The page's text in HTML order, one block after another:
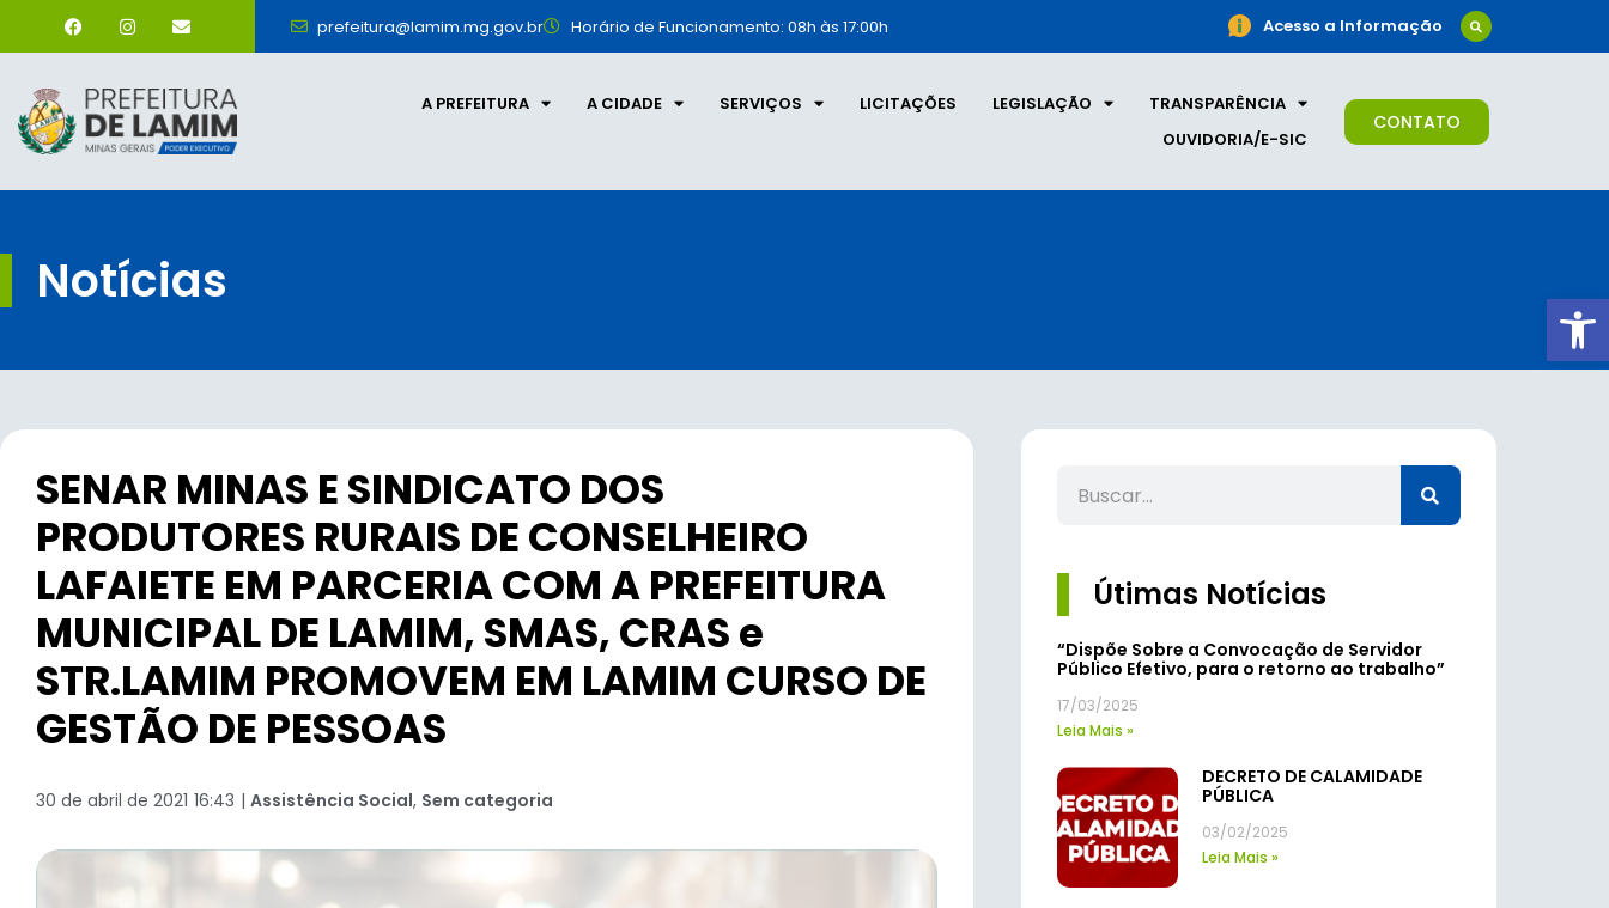
prefeitura@lamim.mg.gov.br Horário de Funcionamento: 08h às 17:00h Acesso a Informação
A PREFEITURA A CIDADE SERVIÇOS LICITAÇÕES LEGISLAÇÃO
TRANSPARÊNCIA
OUVIDORIA/E-SIC
CONTATO
Notícias
SENAR MINAS E SINDICATO DOS
PRODUTORES RURAIS DE CONSELHEIRO
LAFAIETE EM PARCERIA COM A PREFEITURA
MUNICIPAL DE LAMIM, SMAS, CRAS e
STR.LAMIM PROMOVEM EM LAMIM CURSO DE
GESTÃO DE PESSOAS
30 de abril de 2021 16:43 | Assistência Social, Sem categoria
Útimas Notícias
“Dispõe Sobre a Convocação de Servidor
Público Efetivo, para o retorno ao trabalho”
17/03/2025
Leia Mais »
DECRETO DE CALAMIDADE
PÚBLICA
03/02/2025
Leia Mais »